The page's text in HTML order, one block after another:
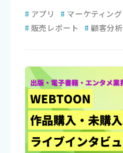
# アプリ # マーケティング
# 販売レポート # 顧客分析